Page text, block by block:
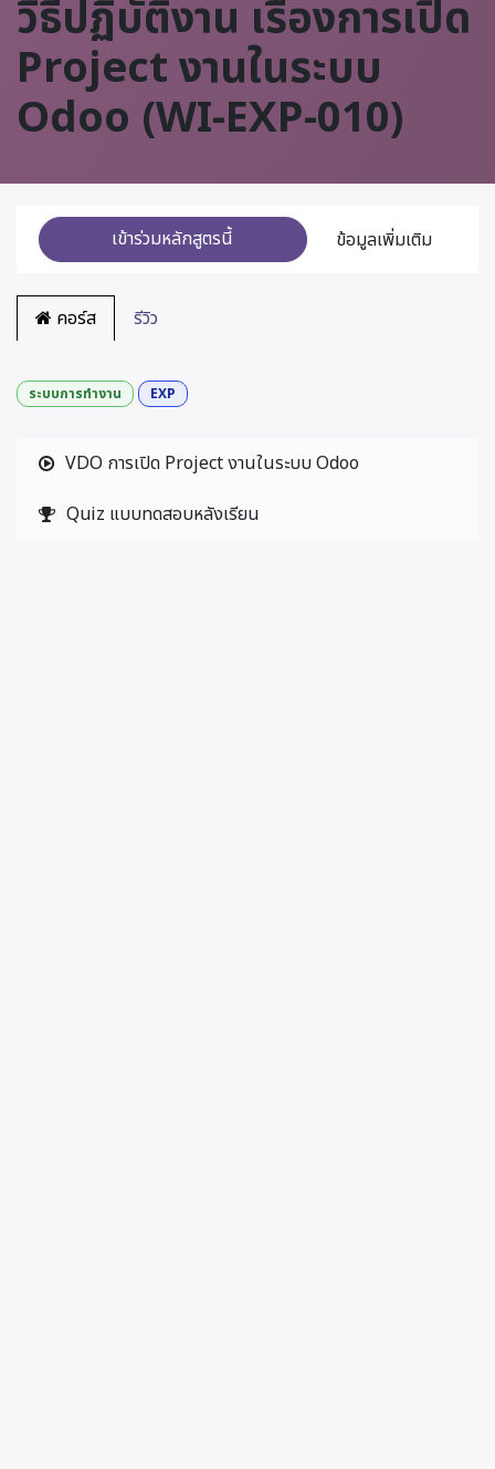
วิธีปฏิบัติงาน เรื่องการเปิด
Project งานในระบบ
Odoo (WI-EXP-010)
เข้าร่วมหลักสูตรนี้ ข้อมูลเพิ่มเติม
คอร์ส รีวิว
ระบบการทำงาน EXP
VDO การเปิด Project งานในระบบ Odoo
Quiz แบบทดสอบหลังเรียน